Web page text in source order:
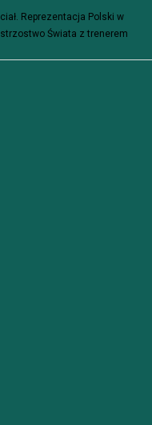
Reprezentacja Polski w
Świata z trenerem